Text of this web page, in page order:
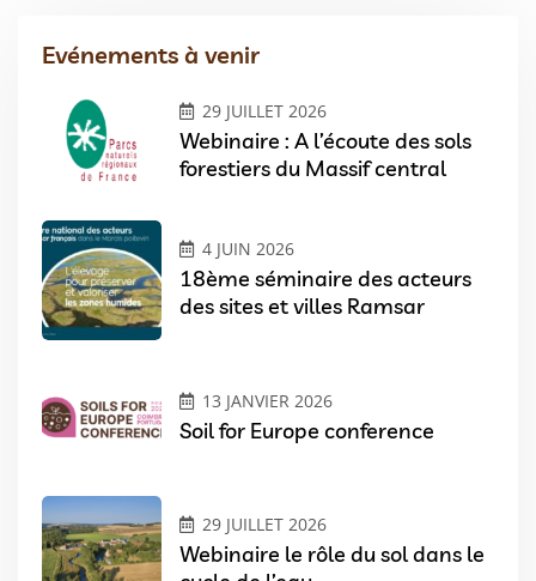
Evénements à venir
29 JUILLET 2026
Webinaire : A l’écoute des sols
forestiers du Massif central
4 JUIN 2026
18ème séminaire des acteurs
des sites et villes Ramsar
13 JANVIER 2026
Soil for Europe conference
29 JUILLET 2026
Webinaire le rôle du sol dans le